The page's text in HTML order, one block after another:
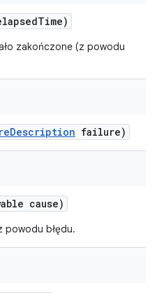
Time)
zakończone (z powodu
Description failure)
cause)
powodu błędu.